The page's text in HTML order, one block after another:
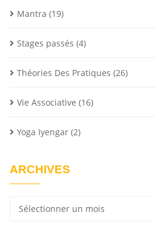
Mantra (19)
Stages passés (4)
Théories Des Pratiques (26)
Vie Associative (16)
Yoga Iyengar (2)
ARCHIVES